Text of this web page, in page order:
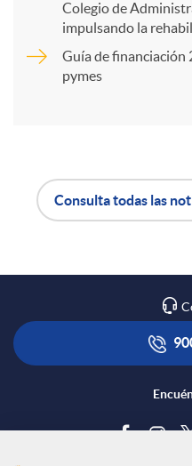
R
e
d
Colegio de
impulsando la
Guía de financiación
pymes
A
p
l
c
o
t
n
Consulta todas las